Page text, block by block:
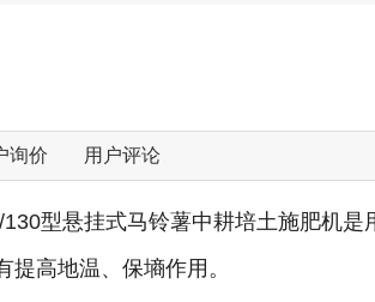
询价 用户评论
型悬挂式马铃薯中耕培土施肥机是
提高地温、保墒作用。